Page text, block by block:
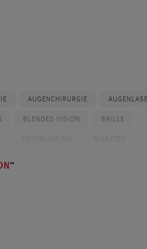
AUGENCHIRURGIE
BLENDED VISION BRILLE
CROSSLINKING DIABETES